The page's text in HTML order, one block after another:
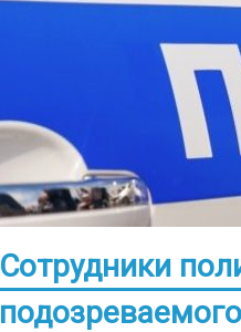
Сотрудники